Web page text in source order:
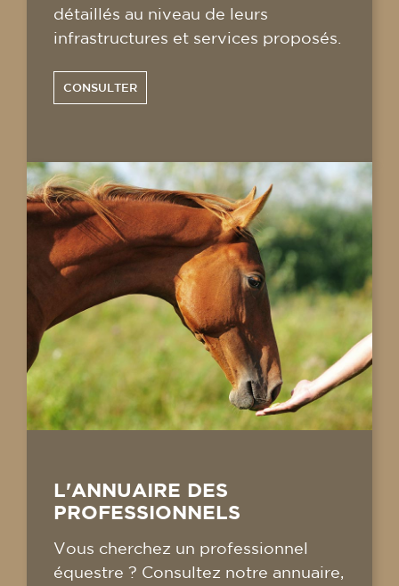
détaillés au niveau de leurs
infrastructures et services proposés.
CONSULTER
L'ANNUAIRE DES
PROFESSIONNELS
Vous cherchez un professionnel
équestre ? Consultez notre annuaire,